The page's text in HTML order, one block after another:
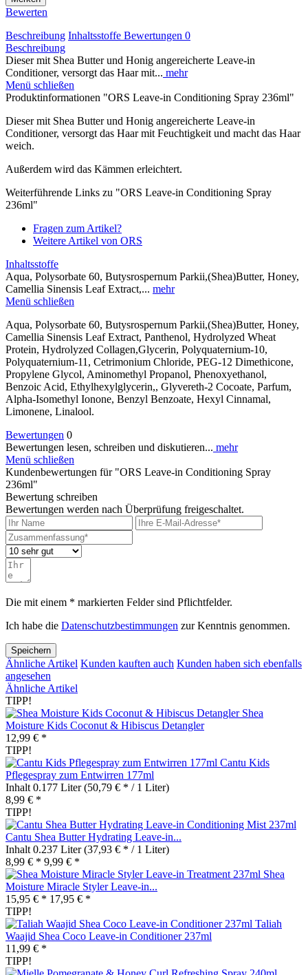
Bewerten
Beschreibung Inhaltsstoffe Bewertungen 0
Beschreibung
Dieser mit Shea Butter und Honig angereicherte Leave-in
Conditioner, versorgt das Haar mit... mehr
Menü schließen
Produktinformationen "ORS Leave-in Conditioning Spray 236ml"
Dieser mit Shea Butter und Honig angereicherte Leave-in
Conditioner, versorgt das Haar mit Feuchtigkeit und macht das Haar
weich.
Außerdem wird das Kämmen erleichtert.
Weiterführende Links zu "ORS Leave-in Conditioning Spray
236ml"
Fragen zum Artikel?
Weitere Artikel von ORS
Inhaltsstoffe
Aqua, Polysorbate 60, Butysrospernum Parkii,(Shea)Butter, Honey,
Camellia Sinensis Leaf Extract,... mehr
Menü schließen
Aqua, Polysorbate 60, Butysrospernum Parkii,(Shea)Butter, Honey,
Camellia Sinensis Leaf Extract, Panthenol, Hydrolyzed Wheat
Protein, Hydrolyzed Collagen,Glycerin, Polyquaternium-10,
Polyquaternium-11, Cetrimonium Chloride, PEG-12 Dimethicone,
Propylene Glycol, Aminomethyl Propanol, Phenoxyethanol,
Benzoic Acid, Ethylhexylglycerin,, Glyvereth-2 Cocoate, Parfum,
Alpha-Isomethyl Ionone, Benzyl Benzoate, Hexyl Cinnamal,
Limonene, Linalool.
Bewertungen 0
Bewertungen lesen, schreiben und diskutieren... mehr
Menü schließen
Kundenbewertungen für "ORS Leave-in Conditioning Spray
236ml"
Bewertung schreiben
Bewertungen werden nach Überprüfung freigeschaltet.
Die mit einem * markierten Felder sind Pflichtfelder.
Ich habe die Datenschutzbestimmungen zur Kenntnis genommen.
Speichern
Ähnliche Artikel Kunden kauften auch Kunden haben sich ebenfalls
angesehen
Ähnliche Artikel
TIPP!
Shea
Moisture Kids Coconut & Hibiscus Detangler
12,99 € *
TIPP!
Cantu Kids
Pflegespray zum Entwirren 177ml
Inhalt 0.177 Liter(50,79 € * / 1 Liter)
8,99 € *
TIPP!
Cantu Shea Butter Hydrating Leave-in...
Inhalt 0.237 Liter(37,93 € * / 1 Liter)
8,99 € * 9,99 € *
Shea
Moisture Miracle Styler Leave-in...
15,95 € * 17,95 € *
TIPP!
Taliah
Waajid Shea Coco Leave-in Conditioner 237ml
11,99 € *
TIPP!